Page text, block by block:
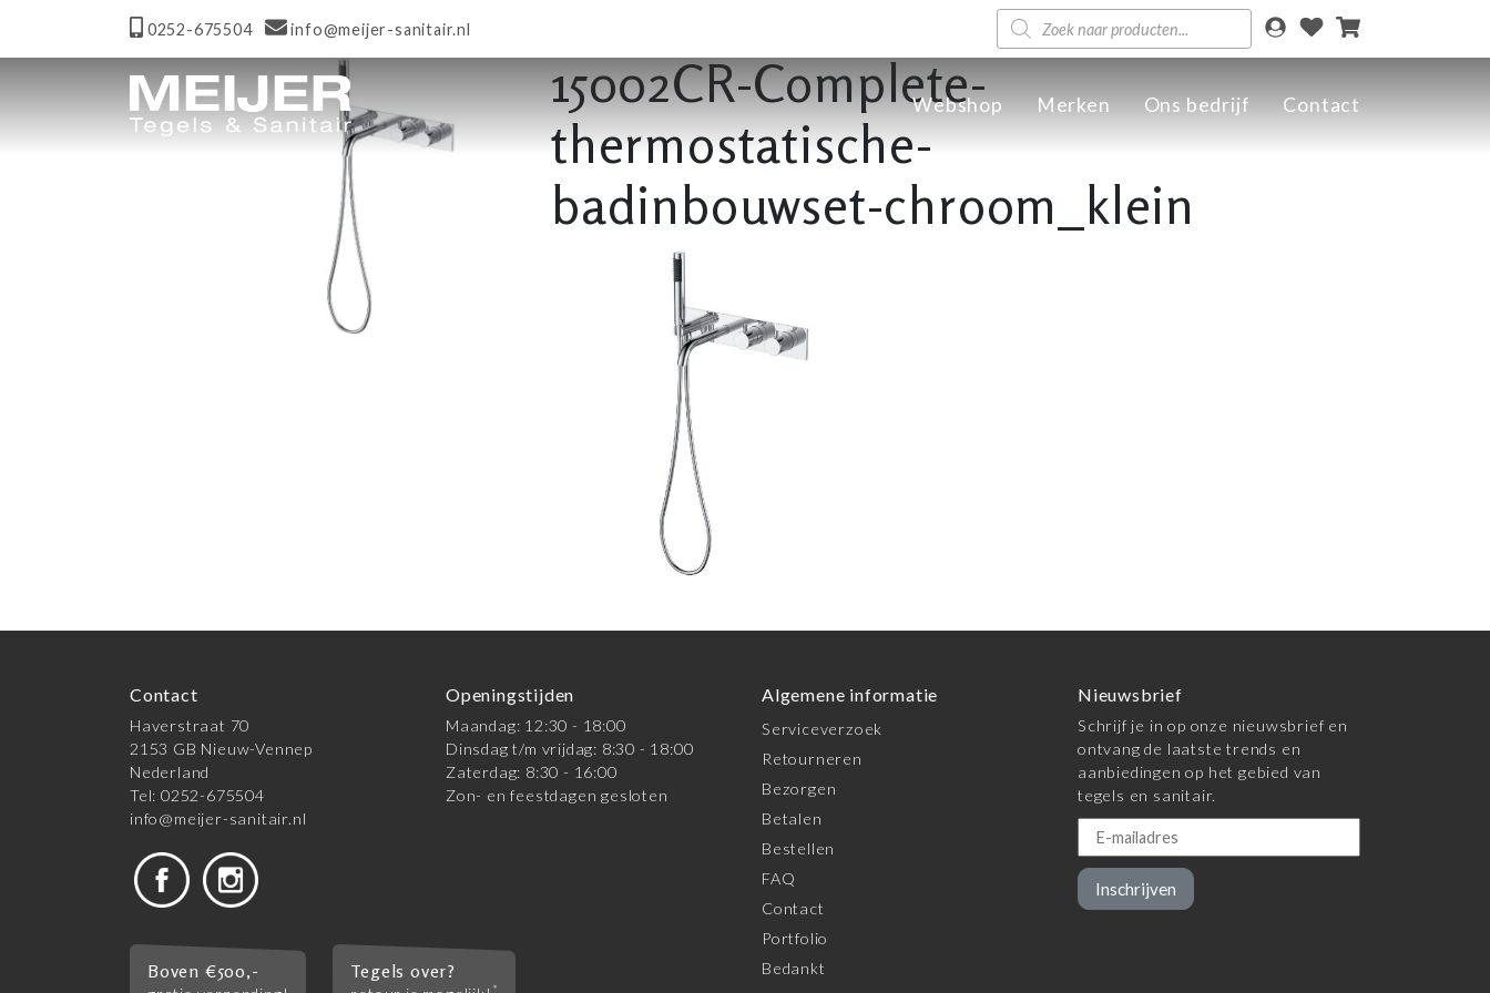
0252-675504 info@meijer-sanitair.nl
Producten
zoeken
Webshop Merken Ons bedrijf Contact
15002CR-Complete-
thermostatische-
badinbouwset-chroom_klein
Contact
Haverstraat 70
2153 GB Nieuw-Vennep
Nederland
Tel: 0252-675504
info@meijer-sanitair.nl
Openingstijden
Maandag: 12:30 - 18:00
Dinsdag t/m vrijdag: 8:30 - 18:00
Zaterdag: 8:30 - 16:00
Zon- en feestdagen gesloten
Boven €500,- Tegels over?
*
Algemene informatie
Serviceverzoek
Retourneren
Bezorgen
Betalen
Bestellen
FAQ
Contact
Portfolio
Bedankt
Nieuwsbrief
Schrijf je in op onze nieuwsbrief en
ontvang de laatste trends en
aanbiedingen op het gebied van
tegels en sanitair.
Inschrijven